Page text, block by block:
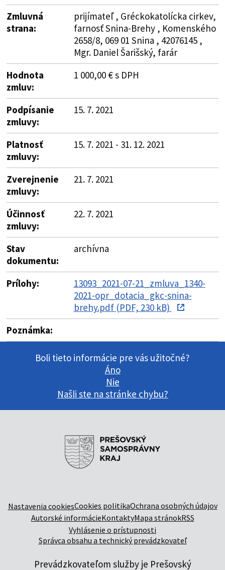
Zmluvná
strana:
prijímateľ , Gréckokatolícka cirkev,
farnosť Snina-Brehy , Komenského
2658/8, 069 01 Snina , 42076145 ,
Mgr. Daniel Šarišský, farár
Hodnota
zmluv:
1 000,00 € s DPH
Podpísanie
zmluvy:
15. 7. 2021
Platnosť
zmluvy:
15. 7. 2021 - 31. 12. 2021
Zverejnenie
zmluvy:
21. 7. 2021
Účinnosť
zmluvy:
22. 7. 2021
Stav
dokumentu:
archívna
Prílohy:
13093_2021-07-21_zmluva_1340-
2021-opr_dotacia_gkc-snina-
brehy.pdf (PDF, 230 kB)
Poznámka:
Boli tieto informácie pre vás užitočné?
Áno
Nie
Našli ste na stránke chybu?
Nastavenia cookiesCookies politikaOchrana osobných údajov
Autorské informácieKontaktyMapa stránokRSS
Vyhlásenie o prístupnosti
Správca obsahu a technický prevádzkovateľ
Prevádzkovateľom služby je Prešovský